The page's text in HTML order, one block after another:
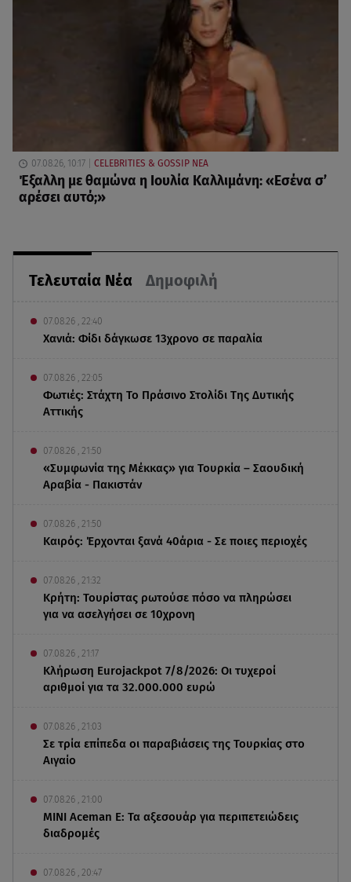
Τελευταία Νέα Δημοφιλή
07.08.26 , 22:40
Χανιά: Φίδι δάγκωσε 13χρονο σε παραλία
07.08.26 , 22:05
Φωτιές: Στάχτη Το Πράσινο Στολίδι Της Δυτικής
Αττικής
07.08.26 , 21:50
«Συμφωνία της Μέκκας» για Τουρκία – Σαουδική
Αραβία - Πακιστάν
07.08.26 , 21:50
Καιρός: Έρχονται ξανά 40άρια - Σε ποιες περιοχές
07.08.26 , 21:32
Κρήτη: Τουρίστας ρωτούσε πόσο να πληρώσει
για να ασελγήσει σε 10χρονη
07.08.26 , 21:17
Κλήρωση Eurojackpot 7/8/2026: Οι τυχεροί
αριθμοί για τα 32.000.000 ευρώ
07.08.26 , 21:03
Σε τρία επίπεδα οι παραβιάσεις της Τουρκίας στο
Αιγαίο
07.08.26 , 21:00
MINI Aceman E: Τα αξεσουάρ για περιπετειώδεις
διαδρομές
07.08.26 , 20:47
07.08.26, 10:17 CELEBRITIES & GOSSIP ΝΕΑ
Έξαλλη με θαμώνα η Ιουλία Καλλιμάνη: «Εσένα σ’
αρέσει αυτό;»